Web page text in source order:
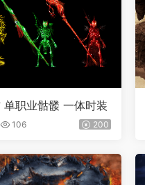
职业骷髅 一体时装
106 200